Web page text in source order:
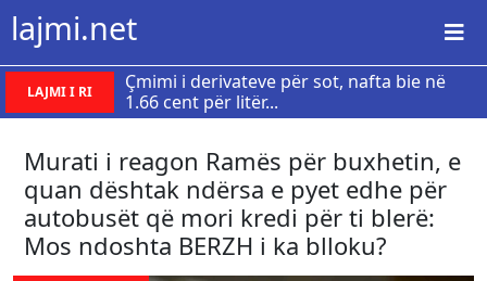
lajmi.net
LAJMI I RI
Çmimi i derivateve për sot, nafta bie në
1.66 cent për litër...
Murati i reagon Ramës për buxhetin, e
quan dështak ndërsa e pyet edhe për
autobusët që mori kredi për ti blerë:
Mos ndoshta BERZH i ka blloku?